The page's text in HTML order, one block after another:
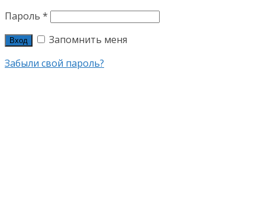
Пароль *
Вход
Запомнить меня
Забыли свой пароль?